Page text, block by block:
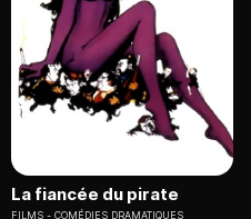
La fiancée du pirate
FILMS COMÉDIES DRAMATIQUES